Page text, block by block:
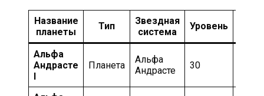
Название
планеты
Тип
Звездная
система
Уровень
Альфа
Андрасте
I
Планета
Альфа
Андрасте
30